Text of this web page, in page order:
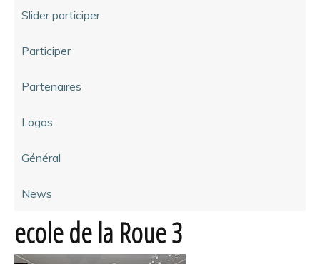
Slider participer
Participer
Partenaires
Logos
Général
News
ecole de la Roue 3